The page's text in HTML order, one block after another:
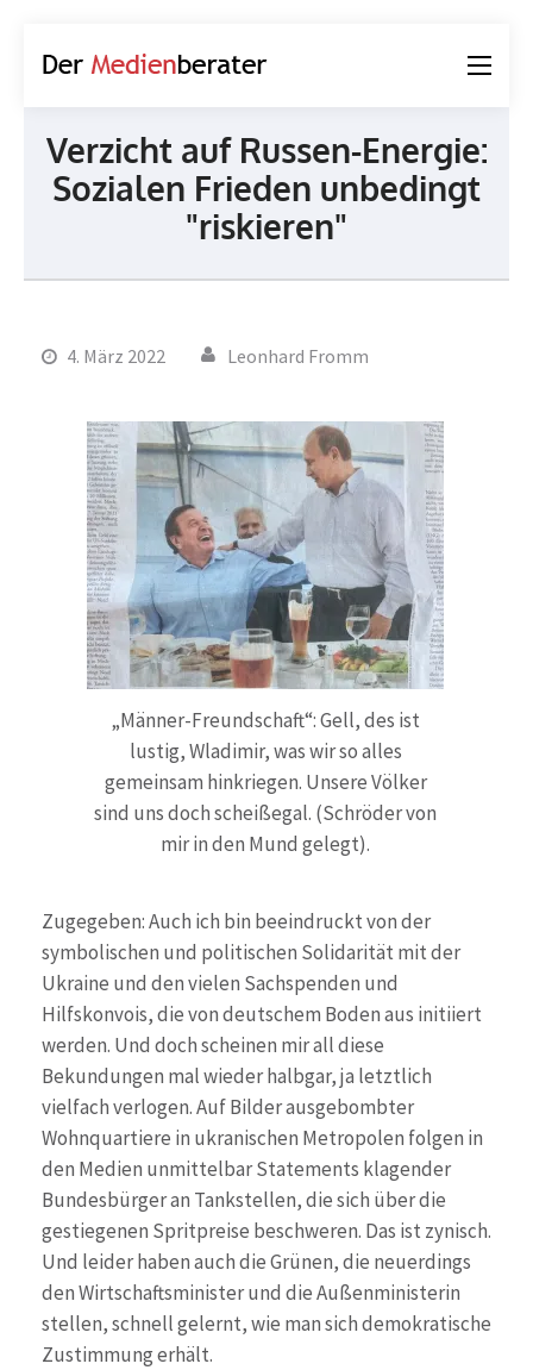
Verzicht auf Russen-Energie:
Sozialen Frieden unbedingt
"riskieren"
4. März 2022 Leonhard Fromm
„Männer-Freundschaft“: Gell, des ist
lustig, Wladimir, was wir so alles
gemeinsam hinkriegen. Unsere Völker
sind uns doch scheißegal. (Schröder von
mir in den Mund gelegt).
Zugegeben: Auch ich bin beeindruckt von der
symbolischen und politischen Solidarität mit der
Ukraine und den vielen Sachspenden und
Hilfskonvois, die von deutschem Boden aus initiiert
werden. Und doch scheinen mir all diese
Bekundungen mal wieder halbgar, ja letztlich
vielfach verlogen. Auf Bilder ausgebombter
Wohnquartiere in ukranischen Metropolen folgen in
den Medien unmittelbar Statements klagender
Bundesbürger an Tankstellen, die sich über die
gestiegenen Spritpreise beschweren. Das ist zynisch.
Und leider haben auch die Grünen, die neuerdings
den Wirtschaftsminister und die Außenministerin
stellen, schnell gelernt, wie man sich demokratische
Zustimmung erhält.